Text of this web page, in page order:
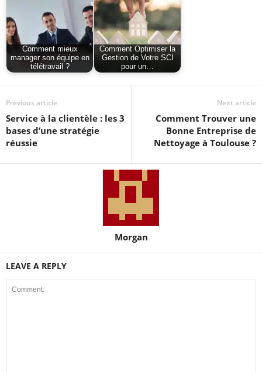
Comment mieux
manager son équipe en
télétravail ?
Comment Optimiser la
Gestion de Votre SCI
pour un…
Previous article
Service à la clientèle : les 3
bases d’une stratégie
réussie
Next article
Comment Trouver une
Bonne Entreprise de
Nettoyage à Toulouse ?
Morgan
LEAVE A REPLY